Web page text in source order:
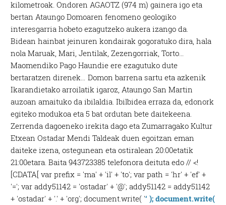
kilometroak. Ondoren AGAOTZ (974 m) gainera igo eta
bertan Ataungo Domoaren fenomeno geologiko
interesgarria hobeto ezagutzeko aukera izango da.
Bidean hainbat jeinuren kondairak gogoratuko dira, hala
nola Maruak, Mari, Jentilak, Zezengorriak, Torto…
Maomendiko Pago Haundie ere ezagutuko dute
bertaratzen direnek… Domon barrena sartu eta azkenik
Ikarandietako arroilatik igaroz, Ataungo San Martin
auzoan amaituko da ibilaldia. Ibilbidea erraza da, edonork
egiteko modukoa eta 5 bat ordutan bete daitekeena.
Zerrenda dagoeneko irekita dago eta Zumarragako Kultur
Etxean Ostadar Mendi Taldeak duen egoitzan eman
daiteke izena, ostegunean eta ostiralean 20:00etatik
21:00etara. Baita 943723385 telefonora deituta edo // <!
[CDATA[ var prefix = 'ma' + 'il' + 'to'; var path = 'hr' + 'ef' +
'='; var addy51142 = 'ostadar' + '@'; addy51142 = addy51142
+ 'ostadar' + '.' + 'org'; document.write( '‘ ); document.write(